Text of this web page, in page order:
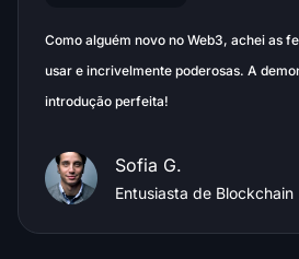
Como alguém novo no Web3, achei as
usar e incrivelmente poderosas. A
introdução perfeita!
Sofia G.
Entusiasta de Blockchain